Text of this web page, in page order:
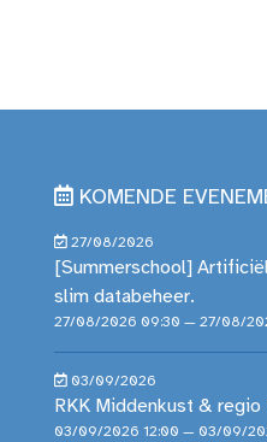
KOMENDE
27/08/2026
[Summerschool]
slim databeheer.
27/08/2026 09:30 — 27/08/
03/09/2026
RKK Middenkust &
03/09/2026 12:00 — 03/09/